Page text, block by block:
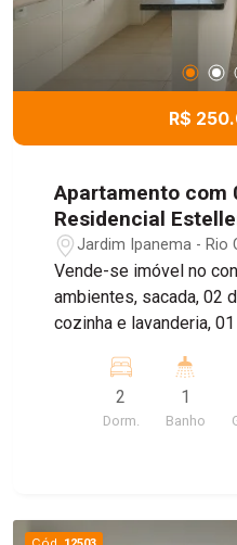
R$
Apartamento com
Residencial
Jardim Ipanema,
Jardim Ipanema - Rio
Vende-se imóvel no
ambientes, sacada, 02
cozinha e lavanderia,
2
Dorm.
1
Banho